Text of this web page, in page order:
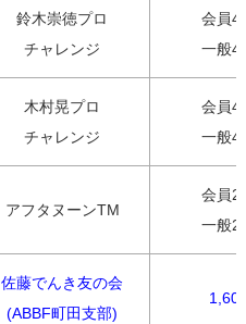
鈴木崇徳プロ
チャレンジ
会員
一般
木村晃プロ
チャレンジ
会員
一般
アフタヌーンTM
会員
一般
佐藤でんき友の会
(ABBF町田支部)